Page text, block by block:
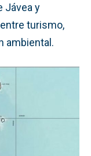
Jávea y
turismo,
ambiental.